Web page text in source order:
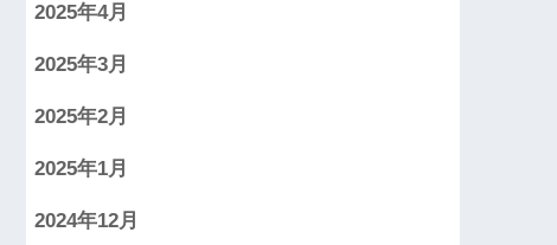
2025年4月
2025年3月
2025年2月
2025年1月
2024年12月